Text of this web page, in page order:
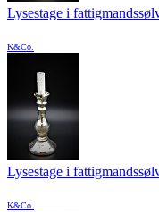
Lysestage i
K&Co.
Lysestage i
K&Co.